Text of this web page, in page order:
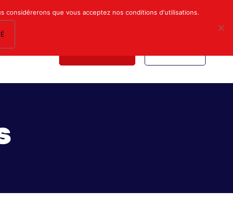
Mon compte Nous contacter
considérerons que vous acceptez nos conditions d'utilisations.